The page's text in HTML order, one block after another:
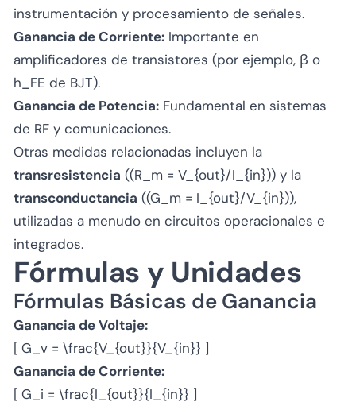
instrumentación y procesamiento de señales.
Ganancia de Corriente: Importante en
amplificadores de transistores (por ejemplo, β o
h_FE de BJT).
Ganancia de Potencia: Fundamental en sistemas
de RF y comunicaciones.
Otras medidas relacionadas incluyen la
transresistencia ((R_m = V_{out}/I_{in})) y la
transconductancia ((G_m = I_{out}/V_{in})),
utilizadas a menudo en circuitos operacionales e
integrados.
Fórmulas y Unidades
Fórmulas Básicas de Ganancia
Ganancia de Voltaje:
[ G_v = \frac{V_{out}}{V_{in}} ]
Ganancia de Corriente:
[ G_i = \frac{I_{out}}{I_{in}} ]